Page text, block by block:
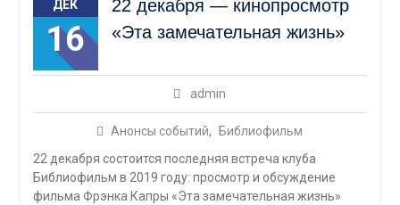
ДЕК
16
22 декабря — кинопросмотр
«Эта замечательная жизнь»
admin
Анонсы событий,
Библиофильм
22 декабря состоится последняя встреча клуба
Библиофильм в 2019 году: просмотр и обсуждение
фильма Фрэнка Капры «Эта замечательная жизнь»